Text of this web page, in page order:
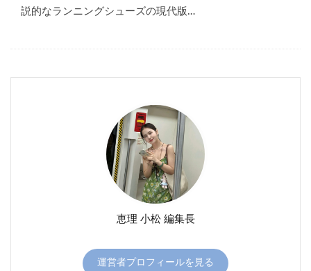
説的なランニングシューズの現代版…
恵理 小松 編集長
運営者プロフィールを見る